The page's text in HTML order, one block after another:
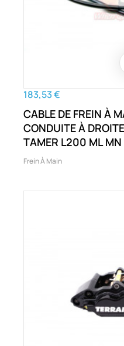
183,53 €
CABLE DE FREIN À
CONDUITE À
TAMER L200 ML MN
Frein À Main